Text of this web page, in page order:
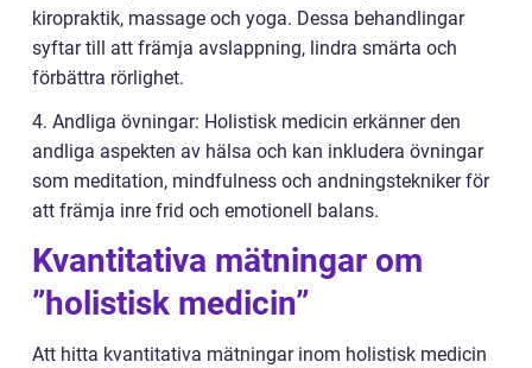
kiropraktik, massage och yoga. Dessa behandlingar
syftar till att främja avslappning, lindra smärta och
förbättra rörlighet.
4. Andliga övningar: Holistisk medicin erkänner den
andliga aspekten av hälsa och kan inkludera övningar
som meditation, mindfulness och andningstekniker för
att främja inre frid och emotionell balans.
Kvantitativa mätningar om
”holistisk medicin”
Att hitta kvantitativa mätningar inom holistisk medicin